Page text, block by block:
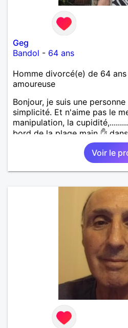
Geg
Bandol - 64 ans
Homme divorcé(e) de 64
amoureuse
Bonjour, je suis une
simplicité. Et n'aime pas le
manipulation, la
bord de la plage main ✋
vie. Les restos, les sorties,
avec leurs anecdotes. Sans
Voir le